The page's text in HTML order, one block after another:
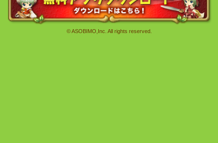
2013年12月13日改定
2014年1月30日改定
2014年12月11日改定